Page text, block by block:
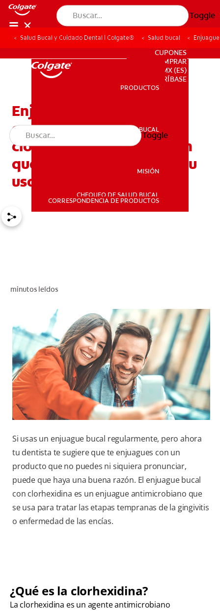
Toggle
PRODUCTOS
SALUD BUCAL
CUPONES
DONDE COMPRAR
MX (ES)
SUSCRÍBASE
PARA PROFESIONALES
CUPONES
DONDE COMPRAR
MX (ES)
SUSCRÍBASE
PRODUCTOS
SALUD BUCAL
MISIÓN
CHEQUEO DE SALUD BUCAL
CORRESPONDENCIA DE PRODUCTOS
Toggle
Salud Bucal y Cuidado Dental | Colgate® Salud bucal
Enjuague bucal con
congluconato de
clorhexidina: ¿Qué es y en
qué caso se recomienda su
uso?
minutos leídos
Si usas un enjuague bucal regularmente, pero ahora
tu dentista te sugiere que te enjuagues con un
producto que no puedes ni siquiera pronunciar,
puede que haya una buena razón. El enjuague bucal
con clorhexidina es un enjuague antimicrobiano que
se usa para tratar las etapas tempranas de la gingivitis
o enfermedad de las encías.
¿Qué es la clorhexidina?
La clorhexidina es un agente antimicrobiano